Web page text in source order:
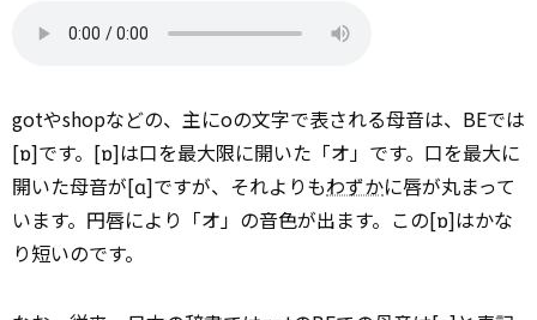
gotやshopなどの、主にoの文字で表される母音は、BEでは
[ɒ]です。[ɒ]は口を最大限に開いた「オ」です。口を最大に
開いた母音が[ɑ]ですが、それよりもわずかに唇が丸まって
います。円唇により「オ」の音色が出ます。この[ɒ]はかな
り短いのです。